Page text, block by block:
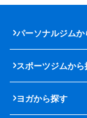
パーソナルジムか
スポーツジムから
ヨガから探す